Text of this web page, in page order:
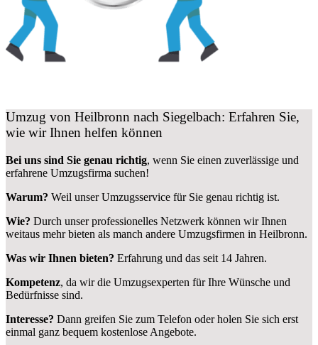
Umzug von Heilbronn nach Siegelbach: Erfahren Sie,
wie wir Ihnen helfen können
Bei uns sind Sie genau richtig, wenn Sie einen zuverlässige und
erfahrene Umzugsfirma suchen!
Warum? Weil unser Umzugsservice für Sie genau richtig ist.
Wie? Durch unser professionelles Netzwerk können wir Ihnen
weitaus mehr bieten als manch andere Umzugsfirmen in Heilbronn.
Was wir Ihnen bieten? Erfahrung und das seit 14 Jahren.
Kompetenz, da wir die Umzugsexperten für Ihre Wünsche und
Bedürfnisse sind.
Interesse? Dann greifen Sie zum Telefon oder holen Sie sich erst
einmal ganz bequem kostenlose Angebote.